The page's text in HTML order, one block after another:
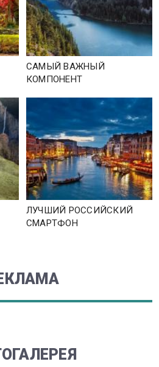
САМЫЙ ВАЖНЫЙ
КОМПОНЕНТ
ЛУЧШИЙ РОССИЙСКИЙ
СМАРТФОН